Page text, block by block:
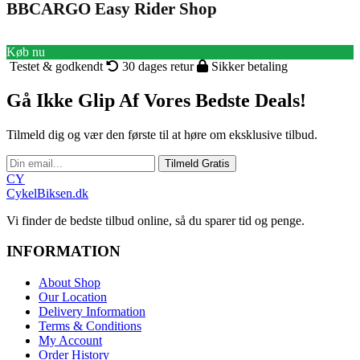
BBCARGO Easy Rider Shop
Køb nu
Testet & godkendt
30 dages retur Sikker betaling
Gå Ikke Glip Af Vores Bedste Deals!
Tilmeld dig og vær den første til at høre om eksklusive tilbud.
Tilmeld Gratis
CY
CykelBiksen.dk
Vi finder de bedste tilbud online, så du sparer tid og penge.
INFORMATION
About Shop
Our Location
Delivery Information
Terms & Conditions
My Account
Order History